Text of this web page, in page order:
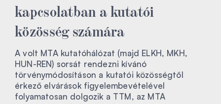
kapcsolatban a kutatói
közösség számára
A volt MTA kutatóhálózat (majd ELKH, MKH,
HUN-REN) sorsát rendezni kívánó
törvénymódosításon a kutatói közösségtől
érkező elvárások figyelembevételével
folyamatosan dolgozik a TTM, az MTA